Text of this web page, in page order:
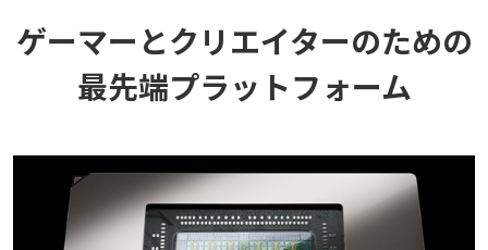
ゲーマーとクリエイターのための
最先端プラットフォーム